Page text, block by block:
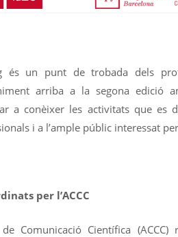
és un punt de trobada dels
arriba a la segona edició
a conèixer les activitats que es
i a l’ample públic interessat
per l’ACCC
de Comunicació Científica